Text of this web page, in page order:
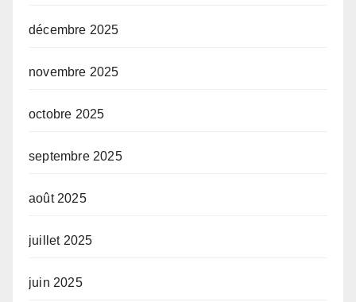
décembre 2025
novembre 2025
octobre 2025
septembre 2025
août 2025
juillet 2025
juin 2025